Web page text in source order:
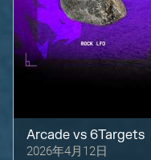
Arcade vs6Targets
2026年4月12日